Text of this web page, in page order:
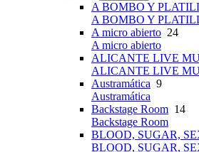
A BOMBO Y
A BOMBO Y
A micro abierto 24
A micro abierto
ALICANTE LIVE
ALICANTE LIVE
Austramática 9
Austramática
Backstage Room 14
Backstage Room
BLOOD, SUGAR,
BLOOD, SUGAR,